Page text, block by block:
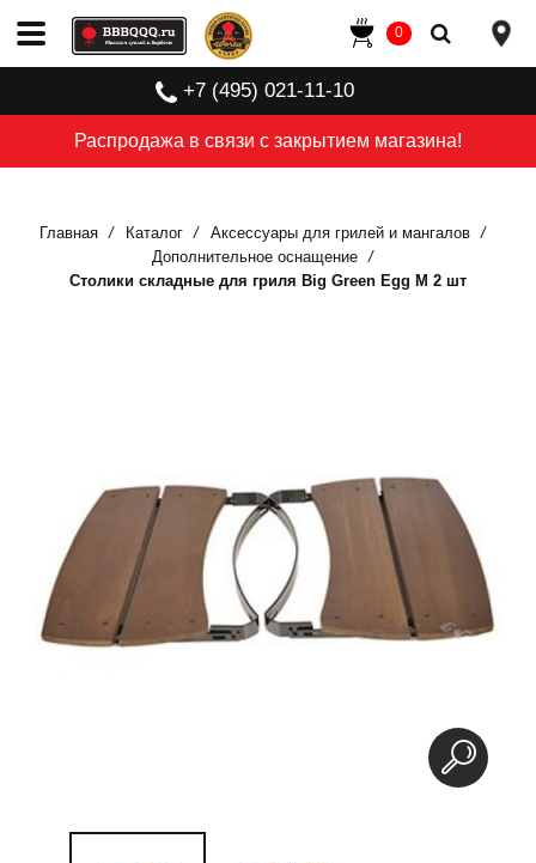
Распродажа в связи с закрытием магазина!
+7 (495) 021-11-10
0
Главная Каталог
Аксессуары для грилей и мангалов
Дополнительное оснащение
Столики складные для гриля Big Green Egg M 2 шт